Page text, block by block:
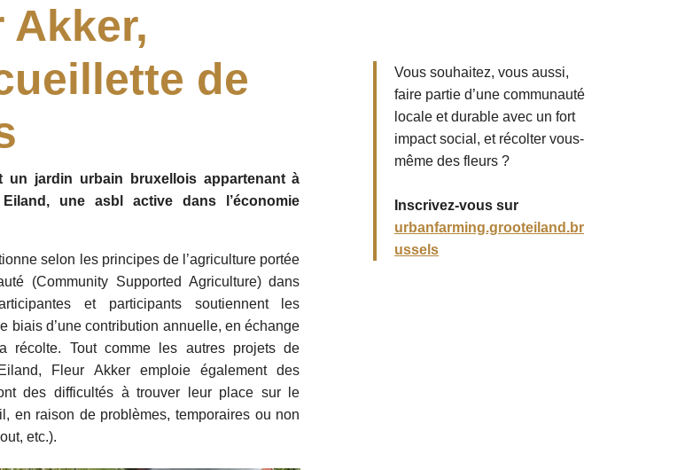
Akker,
de
un jardin urbain bruxellois appartenant à
Eiland, une asbl active dans l’économie
selon les principes de l’agriculture portée
(Community Supported Agriculture) dans
et participants soutiennent les
biais d’une contribution annuelle, en échange
récolte. Tout comme les autres projets de
Fleur Akker emploie également des
des difficultés à trouver leur place sur le
en raison de problèmes, temporaires ou non
etc.).
Vous souhaitez, vous aussi,
faire partie d’une communauté
locale et durable avec un fort
impact social, et récolter vous-
même des fleurs ?
Inscrivez-vous sur
urbanfarming.grooteiland.br
ussels